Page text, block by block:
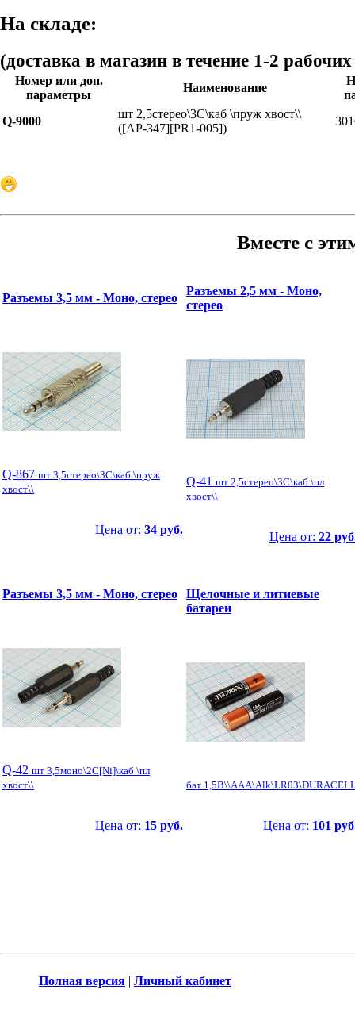
На складе:
(доставка в магазин в течение 1-2
Номер или доп.
параметры
Наименование
Q-9000
шт 2,5стерео\3C\каб \пруж хвост\\
([AP-347][PR1-005])
Вместе с
Разъемы 3,5 мм - Моно, стерео
Q-867 шт 3,5стерео\3C\каб \пруж
хвост\\
Цена от: 34 руб.
Разъемы 2,5 мм - Моно,
стерео
Q-41 шт 2,5стерео\3C\каб \пл
хвост\\
Цена от: 22
Разъемы 3,5 мм - Моно, стерео
Q-42 шт 3,5моно\2C[Ni]\каб \пл
хвост\\
Цена от: 15 руб.
Щелочные и литиевые
батареи
бат
Цена от: 101
Полная версия | Личный кабинет